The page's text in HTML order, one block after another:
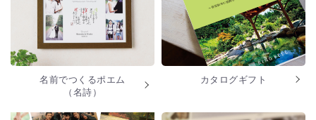
名前でつくるポエム
（名詩）
カタログギフト